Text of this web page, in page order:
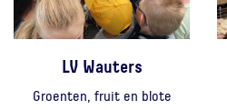
LV Wauters
Groenten, fruit en blote